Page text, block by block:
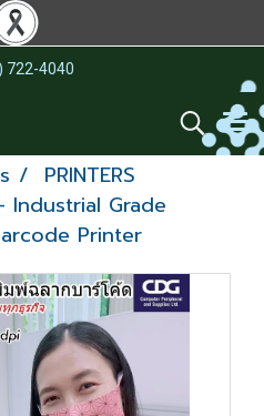
722-4040
PRINTERS
Grade
Printer